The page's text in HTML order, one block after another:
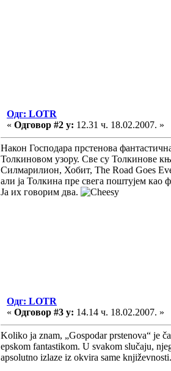
Одг: LOTR
« Одговор #2 у: 12.31 ч. 18.02.2007. »
Након Господара прстенова
Толкиновом узору. Све су Толкинове
Силмарилион, Хобит, The Road Goes
али ја Толкина пре свега поштујем
Ја их говорим два.
Одг: LOTR
« Одговор #3 у: 14.14 ч. 18.02.2007. »
Koliko ja znam, „Gospodar prstenova“ je
epskom fantastikom. U svakom slučaju,
apsolutno izlaze iz okvira same književnosti.